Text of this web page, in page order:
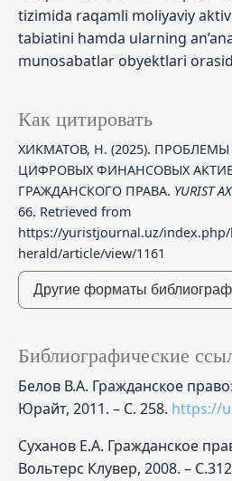
tizimida raqamli moliyaviy
tabiatini hamda ularning
munosabatlar obyektlari
Как цитировать
ХИКМАТОВ, Н. (2025).
ЦИФРОВЫХ ФИНАНСОВЫХ
ГРАЖДАНСКОГО ПРАВА. YURIST
66. Retrieved from
https://yuristjournal.uz/index.php/
herald/article/view/1161
Другие форматы
Библиографические
Белов В.А. Гражданское
Юрайт, 2011. – С. 258. https://
Суханов Е.А. Гражданское
Вольтерс Клувер, 2008. –